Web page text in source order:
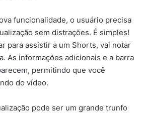
funcionalidade, o usuário precisa
sem distrações. É simples!
para assistir a um Shorts, vai notar
As informações adicionais e a barra
permitindo que você
do vídeo.
pode ser um grande trunfo